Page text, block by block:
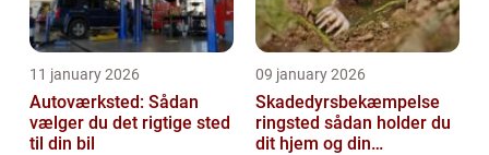
11 january 2026
Autoværksted: Sådan
vælger du det rigtige sted
til din bil
09 january 2026
Skadedyrsbekæmpelse
ringsted sådan holder du
dit hjem og din